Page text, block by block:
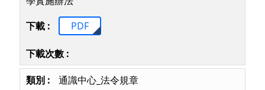
PDF
通識中心_法令規章